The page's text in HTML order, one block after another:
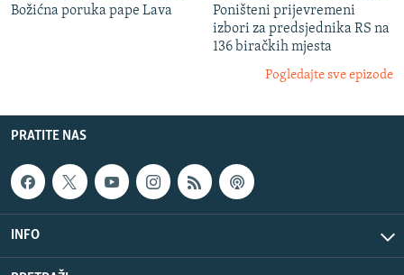
Božićna poruka pape Lava
Poništeni prijevremeni
izbori za predsjednika RS na
136 biračkih mjesta
Pogledajte sve epizode
PRATITE NAS
INFO